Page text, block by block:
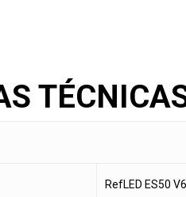
RefLED ES50